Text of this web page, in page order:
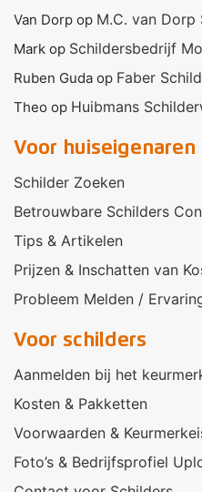
Van Dorp op M.C. van
Mark op Schildersbedrijf
Ruben Guda op Faber
Theo op Huibmans
Voor huiseigenaren
Schilder Zoeken
Betrouwbare Schilders
Tips & Artikelen
Prijzen & Inschatten van
Probleem Melden /
Voor schilders
Aanmelden bij het
Kosten & Pakketten
Voorwaarden &
Foto’s & Bedrijfsprofiel